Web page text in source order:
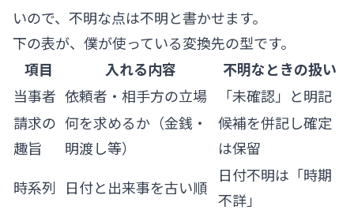
いので、不明な点は不明と書かせます。
下の表が、僕が使っている変換先の型です。
項目
入れる内容
不明なときの扱い
当事者 依頼者・相手方の立場
「未確認」と明記
請求の
趣旨
何を求めるか（金銭・
明渡し等）
候補を併記し確定
は保留
時系列 日付と出来事を古い順
日付不明は「時期
不詳」